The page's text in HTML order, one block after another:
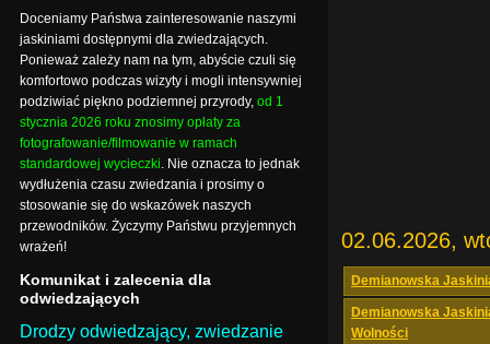
02.06.2026,
Demianowska
Demianowska
Wolności
Doceniamy Państwa zainteresowanie naszymi
jaskiniami dostępnymi dla zwiedzających.
Ponieważ zależy nam na tym, abyście czuli się
komfortowo podczas wizyty i mogli intensywniej
podziwiać piękno podziemnej przyrody, od 1
stycznia 2026 roku znosimy opłaty za
fotografowanie/filmowanie w ramach
standardowej wycieczki. Nie oznacza to jednak
wydłużenia czasu zwiedzania i prosimy o
stosowanie się do wskazówek naszych
przewodników. Życzymy Państwu przyjemnych
wrażeń!
Komunikat i zalecenia dla
odwiedzających
Drodzy odwiedzający, zwiedzanie